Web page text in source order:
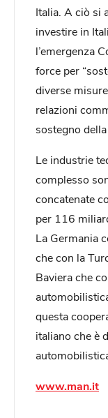
Italia. A ciò si
investire in
l’emergenza
force per
diverse
relazioni
sostegno
Le industrie
complesso
concatenate
per 116
La Germania
che con la
Baviera che
questa
italiano che è
www.man.it